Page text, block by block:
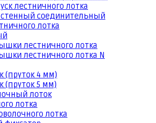
лестничного лотка
соединительный
лотка
лестничного лотка
лестничного лотка N
(пруток 4 мм)
(пруток 5 мм)
лоток
лотка
лотка